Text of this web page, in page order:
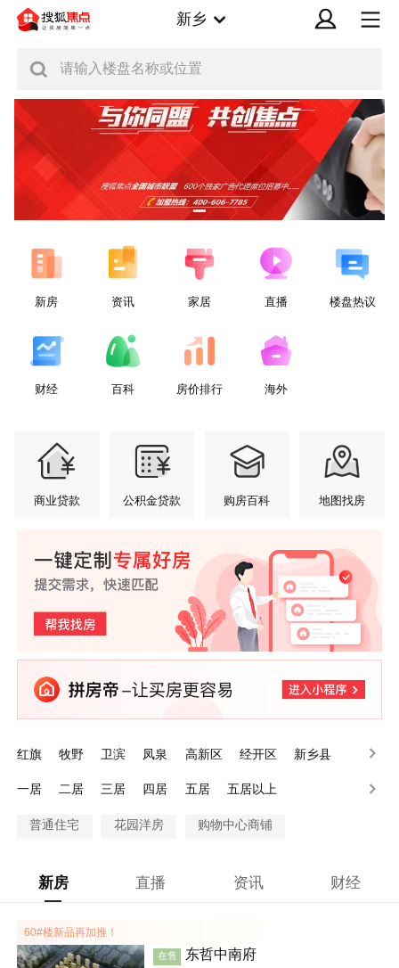
新乡
请输入楼盘名称或位置
新房 资讯 家居 直播 楼盘热议
财经 百科 房价排行 海外
商业贷款 公积金贷款 购房百科 地图找房
红旗 牧野 卫滨 凤泉 高新区 经开区
新乡县
一居
二居 三居 四居 五居 五居以上
普通住宅 花园洋房 购物中心商铺
新房 直播 资讯 财经
60#楼新品再加推！
在售 东哲中南府